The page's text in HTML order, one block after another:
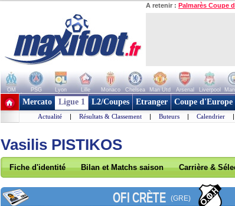
A retenir : Palmarès Coupe
OM PSG Lyon Lille Monaco Chelsea Man Utd Arsenal Liverpool
+ de clubs
Mercato Ligue 1 L2/Coupes Etranger Coupe d'Europe
Actualité | Résultats & Classement | Buteurs | Calendrier |
Vasilis PISTIKOS
Fiche d'identité Bilan et Matchs saison Carrière &
OFI CRÈTE (GRE)